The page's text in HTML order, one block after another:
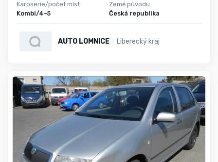
Karoserie/počet míst
Kombi/4-5
Země původu
Česká republika
AUTO LOMNICE Liberecký kraj